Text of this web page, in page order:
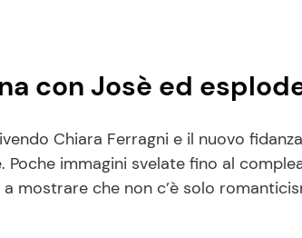
con Josè ed
Chiara Ferragni e il nuovo
Poche immagini svelate fino al
mostrare che non c’è solo